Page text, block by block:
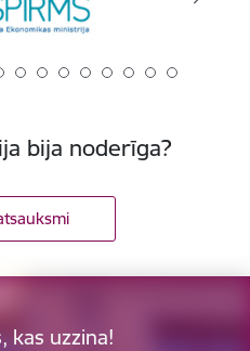
bija noderīga?
kas uzzina!